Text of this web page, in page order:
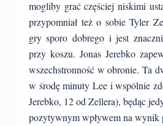
mogliby grać częściej niskimi
przypomniał też o sobie Tyler
gry sporo dobrego i jest
przy koszu. Jonas Jerebko
wszechstronność w obronie. Ta
w środę minuty Lee i wspólnie
Jerebko, 12 od Zellera), będąc
pozytywnym wpływem na wynik